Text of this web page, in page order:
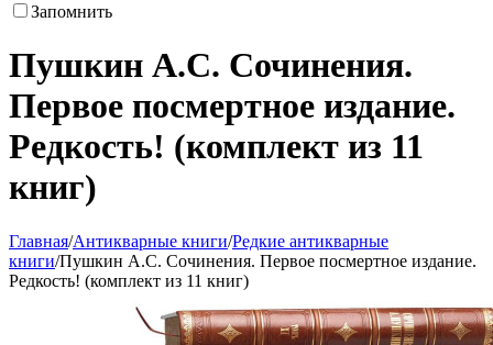
Запомнить
Пушкин А.С. Сочинения.
Первое посмертное издание.
Редкость! (комплект из 11
книг)
Главная/Антикварные книги/Редкие антикварные
книги/Пушкин А.С. Сочинения. Первое посмертное издание.
Редкость! (комплект из 11 книг)